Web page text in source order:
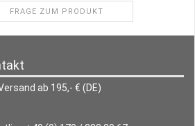
FRAGE ZUM PRODUKT
ab 195,- € (DE)